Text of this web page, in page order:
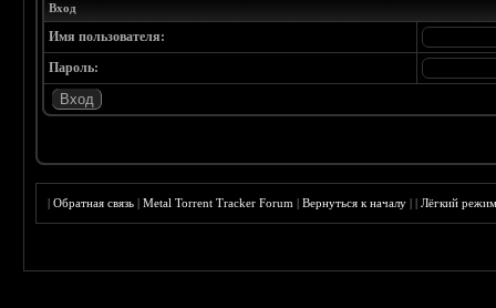
Вход
Имя пользователя:
Пароль:
|Обратная связь |Metal Torrent Tracker Forum |Вернуться к началу ||Лёгкий